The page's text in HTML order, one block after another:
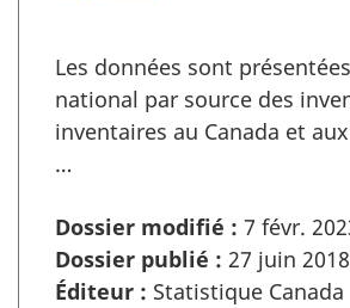
Les données sont
national par source des
inventaires au Canada et
…
Dossier modifié : 7 févr.
Dossier publié : 27 juin 2018
Éditeur : Statistique Canada